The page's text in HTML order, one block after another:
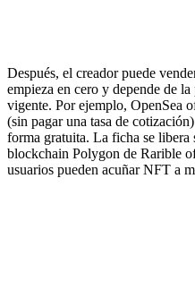
Después, el creador puede
empieza en cero y depende de
vigente. Por ejemplo, OpenSea
(sin pagar una tasa de
forma gratuita. La ficha se libera
blockchain Polygon de Rarible
usuarios pueden acuñar NFT a